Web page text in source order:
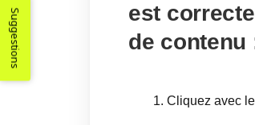
est
de contenu
Cliquez avec
Suggestions